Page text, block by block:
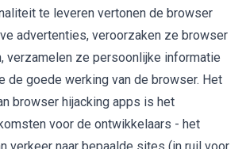
te leveren vertonen de browser
advertenties, veroorzaken ze browser
verzamelen ze persoonlijke informatie
de goede werking van de browser. Het
browser hijacking apps is het
voor de ontwikkelaars - het